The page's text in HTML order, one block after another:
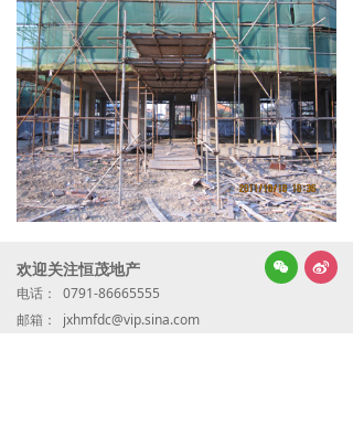
넇
너
电话：
0791-86665555
邮箱：
jxhmfdc@vip.sina.com
欢迎关注恒茂地产